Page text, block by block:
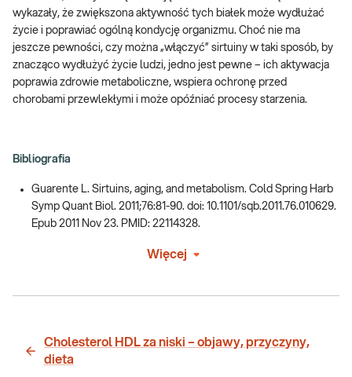
wykazały, że zwiększona aktywność tych białek może wydłużać
życie i poprawiać ogólną kondycję organizmu. Choć nie ma
jeszcze pewności, czy można „włączyć” sirtuiny w taki sposób, by
znacząco wydłużyć życie ludzi, jedno jest pewne – ich aktywacja
poprawia zdrowie metaboliczne, wspiera ochronę przed
chorobami przewlekłymi i może opóźniać procesy starzenia.
Bibliografia
Guarente L. Sirtuins, aging, and metabolism. Cold Spring Harb
Symp Quant Biol. 2011;76:81-90. doi: 10.1101/sqb.2011.76.010629.
Epub 2011 Nov 23. PMID: 22114328.
Więcej
Cholesterol HDL za niski – objawy, przyczyny,
dieta